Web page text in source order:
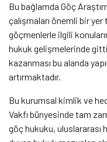
Bu bağlamda Göç
çalışmaları önemli bir
göçmenlerle ilgili
hukuk gelişmelerinde
kazanması bu alanda
artırmaktadır.
Bu kurumsal kimlik ve
Vakfı bünyesinde tam
göç hukuku, uluslararası